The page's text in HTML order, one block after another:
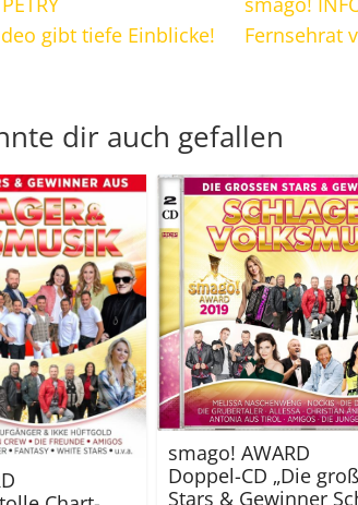
gibt tiefe Einblicke!
Fernsehrat
dir auch gefallen
smago! AWARD
Doppel-CD „Die
Stars & Gewinner